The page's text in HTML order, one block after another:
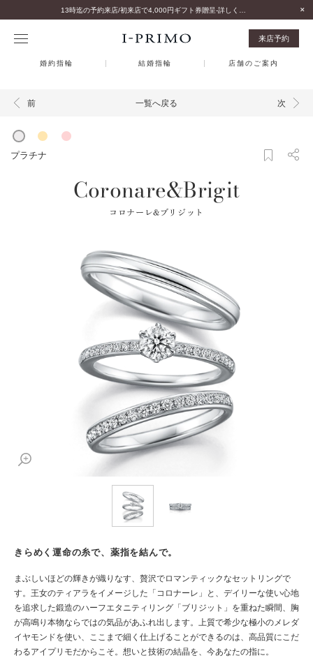
来店予約
婚約指輪 結婚指輪 店舗のご案内
前 一覧へ戻る 次
プラチナ
Coronare&Brigit
コロナーレ&ブリジット
きらめく運命の糸で、薬指を結んで。
まぶしいほどの輝きが織りなす、贅沢でロマンティックなセットリングで
す。王女のティアラをイメージした「コロナーレ」と、デイリーな使い心地
を追求した鍛造のハーフエタニティリング「ブリジット」を重ねた瞬間、胸
が高鳴り本物ならではの気品があふれ出します。上質で希少な極小のメレダ
イヤモンドを使い、ここまで細く仕上げることができるのは、高品質にこだ
わるアイプリモだからこそ。想いと技術の結晶を、今あなたの指に。